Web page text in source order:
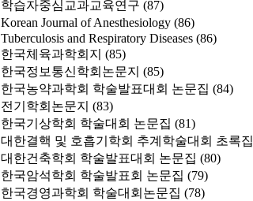
학습자중심교과교육연구 (87)
Korean Journal of Anesthesiology (86)
Tuberculosis and Respiratory Diseases (86)
한국체육과학회지 (85)
한국정보통신학회논문지 (85)
한국농약과학회 학술발표대회 논문집 (84)
전기학회논문지 (83)
한국기상학회 학술대회 논문집 (81)
대한결핵 및 호흡기학회 추계학술대회 초록집
대한건축학회 학술발표대회 논문집 (80)
한국암석학회 학술발표회 논문집 (79)
한국경영과학회 학술대회논문집 (78)